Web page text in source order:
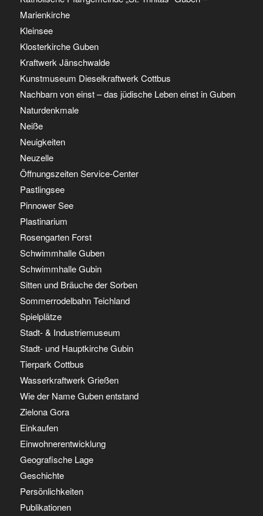
Marienkirche
Kleinsee
Klosterkirche Guben
Kraftwerk Jänschwalde
Kunstmuseum Dieselkraftwerk Cottbus
Nachbarn von einst – das jüdische Leben einst in Guben
Naturdenkmale
Neiße
Neuigkeiten
Neuzelle
Öffnungszeiten Service-Center
Pastlingsee
Pinnower See
Plastinarium
Rosengarten Forst
Schwimmhalle Guben
Schwimmhalle Gubin
Sitten und Bräuche der Sorben
Sommerrodelbahn Teichland
Spielplätze
Stadt- & Industriemuseum
Stadt- und Hauptkirche Gubin
Tierpark Cottbus
Wasserkraftwerk Grießen
Wie der Name Guben entstand
Zielona Gora
Einkaufen
Einwohnerentwicklung
Geografische Lage
Geschichte
Persönlichkeiten
Publikationen